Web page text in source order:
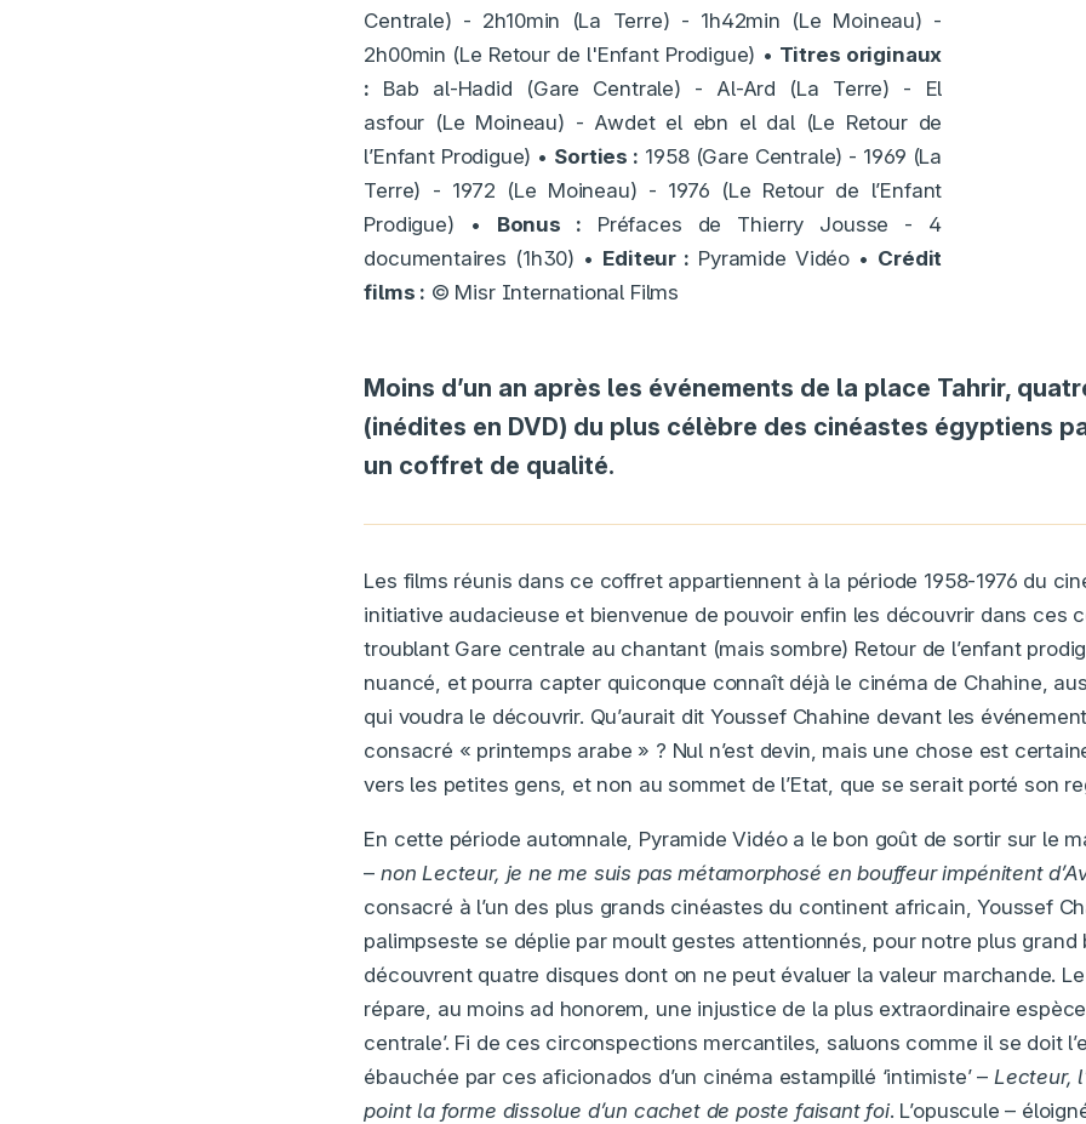
Moins d’un an après les événements de la place Tahrir,
(inédites en DVD) du plus célèbre des cinéastes égyptiens
un coffret de qualité.
Les films réunis dans ce coffret appartiennent à la période 1958-1976 du
initiative audacieuse et bienvenue de pouvoir enfin les découvrir dans ces
troublant Gare centrale au chantant (mais sombre) Retour de l’enfant
nuancé, et pourra capter quiconque connaît déjà le cinéma de Chahine,
qui voudra le découvrir. Qu’aurait dit Youssef Chahine devant les
consacré « printemps arabe » ? Nul n’est devin, mais une chose est certaine
vers les petites gens, et non au sommet de l’Etat, que se serait porté son
En cette période automnale, Pyramide Vidéo a le bon goût de sortir sur le
– non Lecteur, je ne me suis pas métamorphosé en bouffeur impénitent
consacré à l’un des plus grands cinéastes du continent africain, Youssef
palimpseste se déplie par moult gestes attentionnés, pour notre plus grand
découvrent quatre disques dont on ne peut évaluer la valeur marchande.
répare, au moins ad honorem, une injustice de la plus extraordinaire
centrale’. Fi de ces circonspections mercantiles, saluons comme il se doit
ébauchée par ces aficionados d’un cinéma estampillé ‘intimiste’ – Lecteur,
point la forme dissolue d’un cachet de poste faisant foi. L’opuscule –
Centrale) - 2h10min (La Terre) - 1h42min (Le Moineau) -
2h00min (Le Retour de l'Enfant Prodigue) • Titres originaux
: Bab al-Hadid (Gare Centrale) - Al-Ard (La Terre) - El
asfour (Le Moineau) - Awdet el ebn el dal (Le Retour de
l’Enfant Prodigue) • Sorties : 1958 (Gare Centrale) - 1969 (La
Terre) - 1972 (Le Moineau) - 1976 (Le Retour de l’Enfant
Prodigue) • Bonus : Préfaces de Thierry Jousse - 4
documentaires (1h30) • Editeur : Pyramide Vidéo • Crédit
films : © Misr International Films